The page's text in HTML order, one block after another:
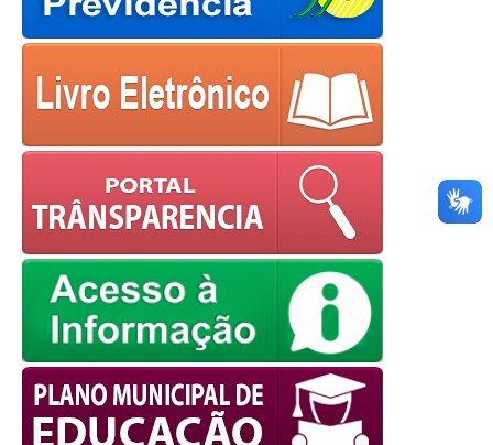
OK
European Commission |
Cookies Policy
powered by WPCookiePro